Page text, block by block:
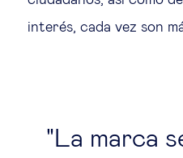
interés, cada vez son
La marca